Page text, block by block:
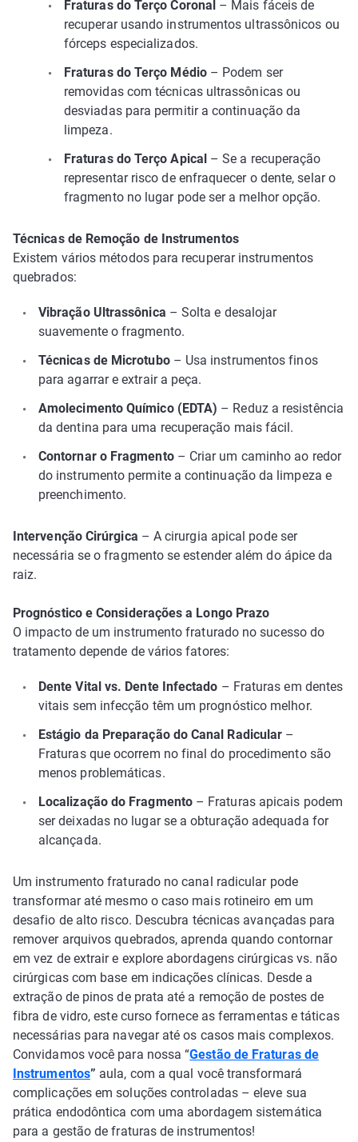
Fraturas do Terço Coronal – Mais fáceis de
recuperar usando instrumentos ultrassônicos ou
fórceps especializados.
Fraturas do Terço Médio– Podem ser
removidas com técnicas ultrassônicas ou
desviadas para permitir a continuação da
limpeza.
Fraturas do Terço Apical– Se a recuperação
representar risco de enfraquecer o dente, selar o
fragmento no lugar pode ser a melhor opção.
Técnicas de Remoção de Instrumentos
Existem vários métodos para recuperar instrumentos
quebrados:
Vibração Ultrassônica – Solta e desalojar
suavemente o fragmento.
Técnicas de Microtubo– Usa instrumentos finos
para agarrar e extrair a peça.
Amolecimento Químico (EDTA) – Reduz a resistência
da dentina para uma recuperação mais fácil.
Contornar o Fragmento– Criar um caminho ao redor
do instrumento permite a continuação da limpeza e
preenchimento.
Intervenção Cirúrgica – A cirurgia apical pode ser
necessária se o fragmento se estender além do ápice da
raiz.
Prognóstico e Considerações a Longo Prazo
O impacto de um instrumento fraturado no sucesso do
tratamento depende de vários fatores:
Dente Vital vs. Dente Infectado – Fraturas em dentes
vitais sem infecção têm um prognóstico melhor.
Estágio da Preparação do Canal Radicular –
Fraturas que ocorrem no final do procedimento são
menos problemáticas.
Localização do Fragmento– Fraturas apicais podem
ser deixadas no lugar se a obturação adequada for
alcançada.
Um instrumento fraturado no canal radicular pode
transformar até mesmo o caso mais rotineiro em um
desafio de alto risco. Descubra técnicas avançadas para
remover arquivos quebrados, aprenda quando contornar
em vez de extrair e explore abordagens cirúrgicas vs. não
cirúrgicas com base em indicações clínicas. Desde a
extração de pinos de prata até a remoção de postes de
fibra de vidro, este curso fornece as ferramentas e táticas
necessárias para navegar até os casos mais complexos.
Convidamos você para nossa “Gestão de Fraturas de
Instrumentos” aula, com a qual você transformará
complicações em soluções controladas – eleve sua
prática endodôntica com uma abordagem sistemática
para a gestão de fraturas de instrumentos!